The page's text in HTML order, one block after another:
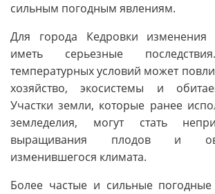
сильным погодным явлениям.
Для города Кедровки изменения
иметь серьезные
температурных условий может
хозяйство, экосистемы и
Участки земли, которые ранее
земледелия, могут стать
выращивания плодов и
изменившегося климата.
Более частые и сильные погодные